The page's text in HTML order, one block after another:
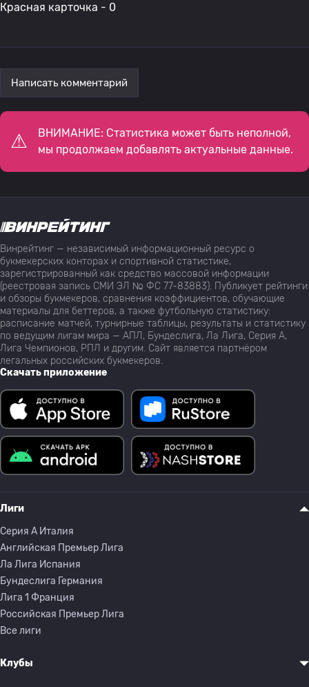
Красная карточка - 0
Написать комментарий
ВНИМАНИЕ: Статистика может быть неполной,
мы продолжаем добавлять актуальные данные.
Винрейтинг — независимый информационный ресурс о
букмекерских конторах и спортивной статистике,
зарегистрированный как средство массовой информации
(реестровая запись СМИ ЭЛ № ФС 77-83883). Публикует рейтинги
и обзоры букмекеров, сравнения коэффициентов, обучающие
материалы для беттеров, а также футбольную статистику:
расписание матчей, турнирные таблицы, результаты и статистику
по ведущим лигам мира — АПЛ, Бундеслига, Ла Лига, Серия А,
Лига Чемпионов, РПЛ и другим. Сайт является партнёром
легальных российских букмекеров.
Скачать приложение
Лиги
Серия A Италия
Английская Премьер Лига
Ла Лига Испания
Бундеслига Германия
Лига 1 Франция
Российская Премьер Лига
Все лиги
Клубы